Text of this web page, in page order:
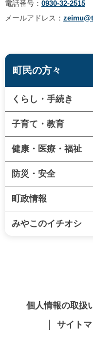
電話番号： 0930-32-2515
メールアドレス：
町民の方々
くらし・手続き
子育て・教育
健康・医療・福祉
防災・安全
町政情報
みやこのイチオシ
個人情報の取扱
サイト